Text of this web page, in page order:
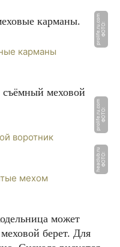
карманы.
Ф
О
Т
О:
p
r
oli
f
e.
r
u.
c
o
m
меховой
Ф
О
Т
О:
p
r
oli
f
e.
r
u.
c
o
m
Ф
О
Т
О:
h
e
a
cl
u
b.
r
u
может
берет. Для